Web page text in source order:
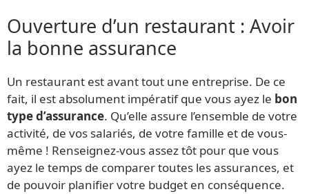
Ouverture d’un restaurant : Avoir
la bonne assurance
Un restaurant est avant tout une entreprise. De ce
fait, il est absolument impératif que vous ayez le bon
type d’assurance. Qu’elle assure l’ensemble de votre
activité, de vos salariés, de votre famille et de vous-
même ! Renseignez-vous assez tôt pour que vous
ayez le temps de comparer toutes les assurances, et
de pouvoir planifier votre budget en conséquence.